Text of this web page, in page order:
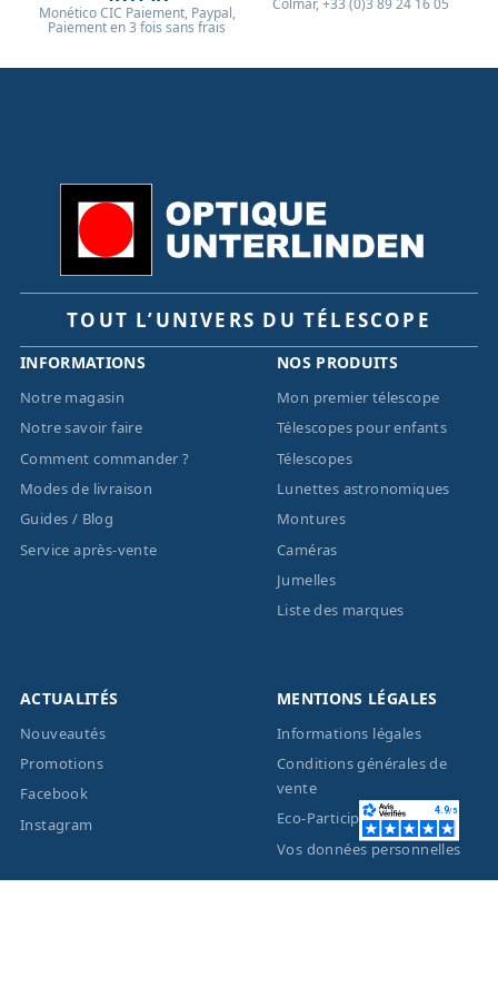
Monético CIC Paiement, Paypal,
Paiement en 3 fois sans frais
TOUT L’UNIVERS DU TÉLESCOPE
INFORMATIONS
Notre magasin
Notre savoir faire
Comment commander ?
Modes de livraison
Guides / Blog
Service après-vente
NOS PRODUITS
Mon premier télescope
Télescopes pour enfants
Télescopes
Lunettes astronomiques
Montures
Caméras
Jumelles
Liste des marques
ACTUALITÉS
Nouveautés
Promotions
Facebook
Instagram
MENTIONS LÉGALES
Informations légales
Conditions générales de
vente
Eco-Participation
Vos données personnelles